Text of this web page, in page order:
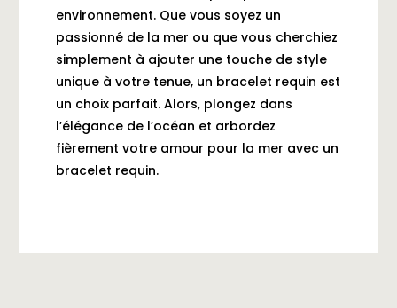
environnement. Que vous soyez un
passionné de la mer ou que vous cherchiez
simplement à ajouter une touche de style
unique à votre tenue, un bracelet requin est
un choix parfait. Alors, plongez dans
l’élégance de l’océan et arbordez
fièrement votre amour pour la mer avec un
bracelet requin.